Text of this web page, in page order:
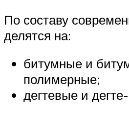
По составу
делятся на:
битумные и
полимерные;
дегтевые и